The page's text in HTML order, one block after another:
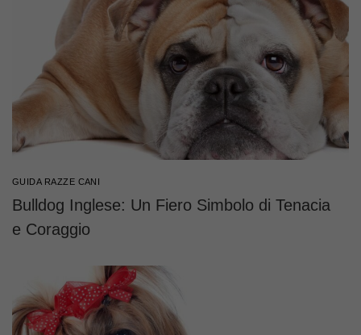
GUIDA RAZZE CANI
Bulldog Inglese: Un Fiero Simbolo di Tenacia
e Coraggio